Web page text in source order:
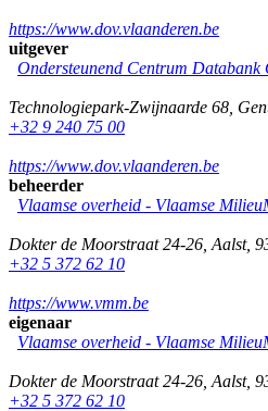
https://www.dov.vlaanderen.be
uitgever
Ondersteunend Centrum Databank
Technologiepark-Zwijnaarde 68
+32 9 240 75 00
https://www.dov.vlaanderen.be
beheerder
Vlaamse overheid - Vlaamse
Dokter de Moorstraat 24-26 Aalst,
+32 5 372 62 10
https://www.vmm.be
eigenaar
Vlaamse overheid - Vlaamse
Dokter de Moorstraat 24-26 Aalst,
+32 5 372 62 10